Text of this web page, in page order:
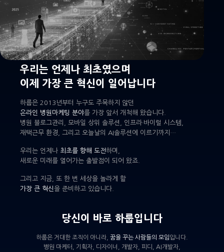
우리는 언제나 최초였으며
이제 가장 큰 혁신이 일어납니다
하룹은 2013년부터 누구도 주목하지 않던
온라인 병원마케팅 분야를 가장 앞서 개척해 왔습니다.
병원 블로그관리, 모바일 상위 솔루션, 인프라·바이럴 시스템,
재택근무 환경, 그리고 오늘날의 AI솔루션에 이르기까지…
우리는 언제나 최초를 향해 도전하며,
새로운 미래를 열어가는 출발점이 되어 왔죠.
그리고 지금, 또 한 번 세상을 놀라게 할
가장 큰 혁신을 준비하고 있습니다.
당신이 바로 하룹입니다
하룹은 거대한 조직이 아니라, 꿈을 꾸는 사람들의 모임입니다.
병원 마케터, 기획자, 디자이너, 개발자, 피디, AI개발자,